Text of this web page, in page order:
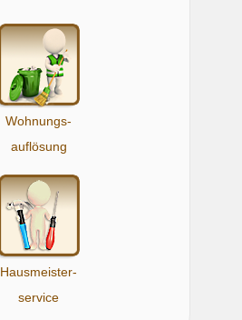
Wohnungs-
auflösung
Hausmeister-
service